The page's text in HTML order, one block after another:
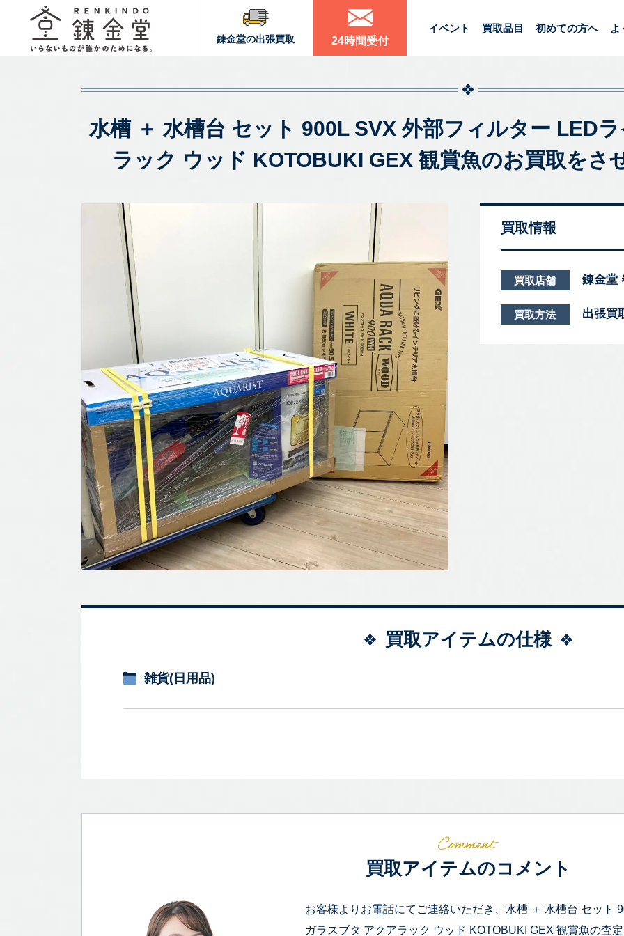
錬金堂の出張買取 24時間受付
イベント 買取品目 初めての方へ よ
水槽 ＋ 水槽台 セット 900L SVX 外部フィルター LED
ラック ウッド KOTOBUKI GEX 観賞魚のお買取をさ
買取情報
買取店舗 錬金堂
買取方法 出張買
買取アイテムの仕様
雑貨(日用品)
買取アイテムのコメント
お客様よりお電話にてご連絡いただき、水槽 ＋ 水槽台 セット
ガラスブタ アクアラック ウッド KOTOBUKI GEX 観賞魚の査